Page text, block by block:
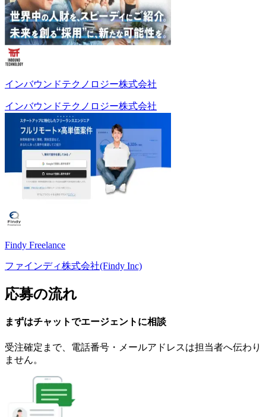
インバウンドテクノロジー株式会社
インバウンドテクノロジー株式会社
Findy Freelance
ファインディ株式会社(Findy Inc)
応募の流れ
まずはチャットでエージェント に相談
受注確定まで、 電話番号・メールアドレスは担当者へ伝わり
ません。